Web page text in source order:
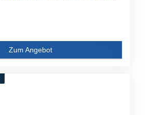
Zum Angebot